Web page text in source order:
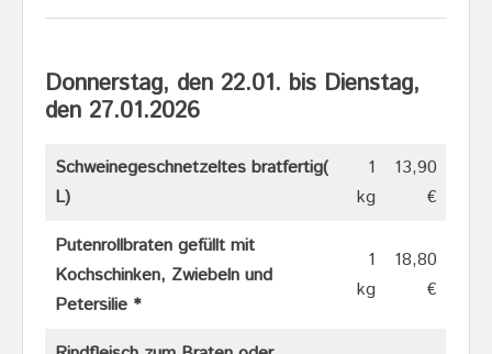
Donnerstag, den 22.01. bis Dienstag,
den 27.01.2026
Schweinegeschnetzeltes bratfertig(
L)
1
kg
13,90
€
Putenrollbraten gefüllt mit
Kochschinken, Zwiebeln und
Petersilie *
1
kg
18,80
€